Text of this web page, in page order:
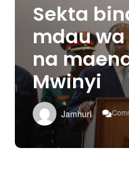
Sekta
mdau
na
Mwinyi
Jamhuri